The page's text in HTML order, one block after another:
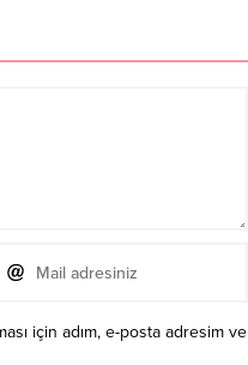
için adım, e-posta adresim ve